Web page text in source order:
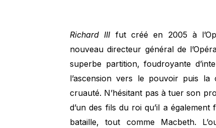
Richard III fut créé en 2005 à
nouveau directeur général de
superbe partition, foudroyante
l’ascension vers le pouvoir puis la
cruauté. N’hésitant pas à tuer son
d’un des fils du roi qu’il a
bataille, tout comme Macbeth.